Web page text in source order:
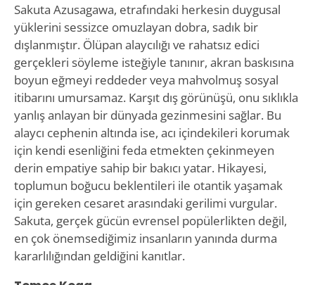
Sakuta Azusagawa, etrafındaki herkesin duygusal
yüklerini sessizce omuzlayan dobra, sadık bir
dışlanmıştır. Ölüpan alaycılığı ve rahatsız edici
gerçekleri söyleme isteğiyle tanınır, akran baskısına
boyun eğmeyi reddeder veya mahvolmuş sosyal
itibarını umursamaz. Karşıt dış görünüşü, onu sıklıkla
yanlış anlayan bir dünyada gezinmesini sağlar. Bu
alaycı cephenin altında ise, acı içindekileri korumak
için kendi esenliğini feda etmekten çekinmeyen
derin empatiye sahip bir bakıcı yatar. Hikayesi,
toplumun boğucu beklentileri ile otantik yaşamak
için gereken cesaret arasındaki gerilimi vurgular.
Sakuta, gerçek gücün evrensel popülerlikten değil,
en çok önemsediğimiz insanların yanında durma
kararlılığından geldiğini kanıtlar.